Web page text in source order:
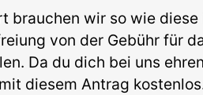
brauchen wir so wie diese
von der Gebühr für
Da du dich bei uns
diesem Antrag